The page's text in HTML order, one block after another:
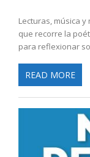
Lecturas, música
que recorre la
para reflexionar
READ MORE